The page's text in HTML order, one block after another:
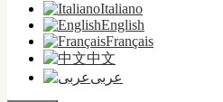
Italiano
English
Français
中文
عربى